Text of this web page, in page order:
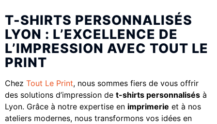
T-SHIRTS PERSONNALISÉS
LYON : L’EXCELLENCE DE
L’IMPRESSION AVEC TOUT LE
PRINT
Chez Tout Le Print, nous sommes fiers de vous offrir
des solutions d’impression de t-shirts personnalisés à
Lyon. Grâce à notre expertise en imprimerie et à nos
ateliers modernes, nous transformons vos idées en